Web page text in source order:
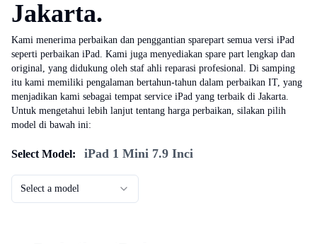
Jakarta.
Kami menerima perbaikan dan penggantian sparepart semua versi iPad
seperti perbaikan iPad. Kami juga menyediakan spare part lengkap dan
original, yang didukung oleh staf ahli reparasi profesional. Di samping
itu kami memiliki pengalaman bertahun-tahun dalam perbaikan IT, yang
menjadikan kami sebagai tempat service iPad yang terbaik di Jakarta.
Untuk mengetahui lebih lanjut tentang harga perbaikan, silakan pilih
model di bawah ini:
Select Model: iPad 1 Mini 7.9 Inci
Select a model